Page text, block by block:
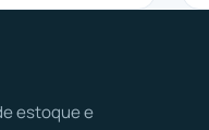
estoque e